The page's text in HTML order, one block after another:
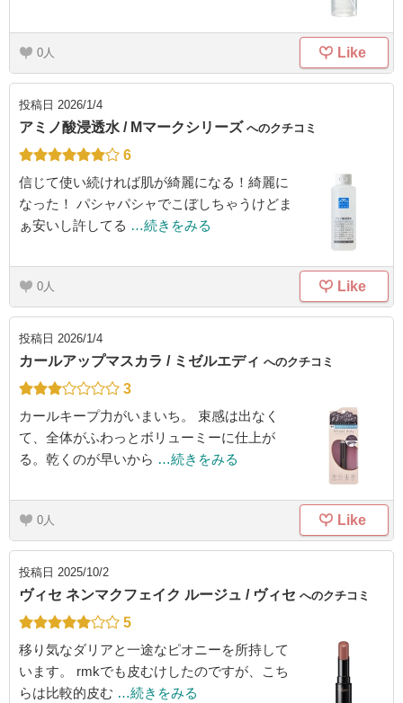
0 Like
投稿日 2026/1/4
アミノ酸浸透水 / Mマークシリーズ へのクチコミ
6
信じて使い続ければ肌が綺麗になる！綺麗に
なった！ パシャパシャでこぼしちゃうけどま
ぁ安いし許してる …続きをみる
0 Like
投稿日 2026/1/4
カールアップマスカラ / ミゼルエディ へのクチコミ
3
カールキープ力がいまいち。 束感は出なく
て、全体がふわっとボリューミーに仕上が
る。乾くのが早いから …続きをみる
0 Like
投稿日 2025/10/2
ヴィセ ネンマクフェイク ルージュ / ヴィセ へのクチコミ
5
移り気なダリアと一途なピオニーを所持して
います。 rmkでも皮むけしたのですが、こち
らは比較的皮む …続きをみる